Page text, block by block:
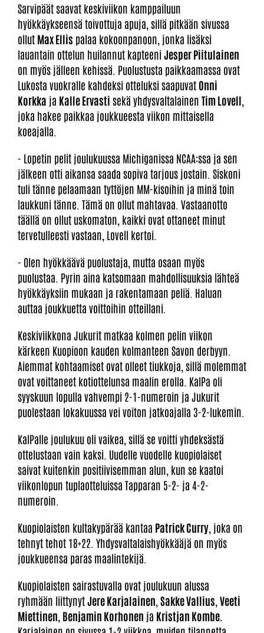
Sarvipäät saavat keskiviikon kamppailuun
hyökkäykseensä toivottuja apuja, sillä pitkään sivussa
ollut Max Ellis palaa kokoonpanoon, jonka lisäksi
lauantain ottelun huilannut kapteeniJesper Piitulainen
on myös jälleen kehissä. Puolustusta paikkaamassa ovat
Lukosta vuokralle kahdeksi otteluksi saapuvat Onni
Korkka ja Kalle Ervasti sekä yhdysvaltalainen Tim Lovell
joka hakee paikkaa joukkueesta viikon mittaisella
koeajalla.
- Lopetin pelit joulukuussa Michiganissa NCAA:ssa ja sen
jälkeen otti aikansa saada sopiva tarjous jostain. Siskoni
tuli tänne pelaamaan tyttöjen MM-kisoihin ja minä toin
laukkuni tänne. Tämä on ollut mahtavaa. Vastaanotto
täällä on ollut uskomaton, kaikki ovat ottaneet minut
tervetulleesti vastaan, Lovell kertoi.
- Olen hyökkäävä puolustaja, mutta osaan myös
puolustaa. Pyrin aina katsomaan mahdollisuuksia lähteä
hyökkäyksiin mukaan ja rakentamaan peliä. Haluan
auttaa joukkuetta voittoihin otteillani.
Keskiviikkona Jukurit matkaa kolmen pelin viikon
kärkeen Kuopioon kauden kolmanteen Savon derbyyn.
Aiemmat kohtaamiset ovat olleet tiukkoja, sillä molemmat
ovat voittaneet kotiottelunsa maalin erolla. KalPa oli
syyskuun lopulla vahvempi 2-1-numeroin ja Jukurit
puolestaan lokakuussa vei voiton jatkoajalla 3-2-lukemin.
KalPalle joulukuu oli vaikea, sillä se voitti yhdeksästä
ottelustaan vain kaksi. Uudelle vuodelle kuopiolaiset
saivat kuitenkin positiivisemman alun, kun se kaatoi
viikonlopun tuplaotteluissa Tapparan 5-2- ja 4-2-
numeroin.
Kuopiolaisten kultakypärää kantaa Patrick Curry , joka on
tehnyt tehot 18+22. Yhdysvaltalaishyökkääjä on myös
joukkueensa paras maalintekijä.
Kuopiolaisten sairastuvalla ovat joulukuun alussa
ryhmään liittynytJere Karjalainen Sakke Vallius Veeti
Miettinen Benjamin Korhonen ja Kristjan Kombe.